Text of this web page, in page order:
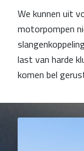
We kunnen uit
motorpompen
last van harde
komen bel